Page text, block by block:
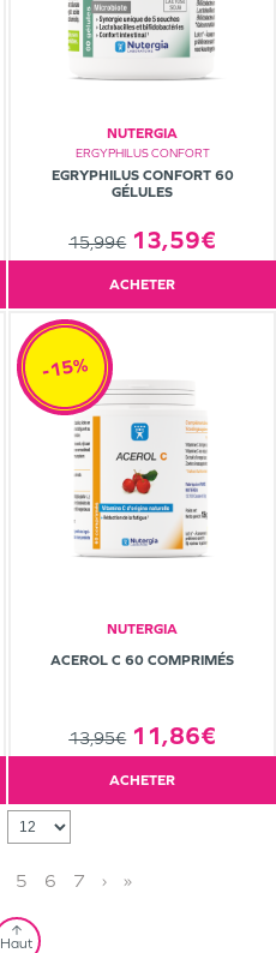
NUTERGIA
ERGYPHILUS CONFORT
EGRYPHILUS CONFORT 60
GÉLULES
15,99€ 13,59€
ACHETER
NUTERGIA
ACEROL C 60 COMPRIMÉS
13,95€ 11,86€
-15%
ACHETER
5 6 7 › »
Haut